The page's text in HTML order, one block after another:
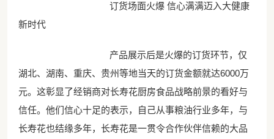
订货场面火爆 信心满满迈入大健康
新时代
产品展示后是火爆的订货环节，仅
湖北、湖南、重庆、贵州等地当天的订货金额就达6000万
元。这彰显了经销商对长寿花厨房食品战略前景的看好与
信任。他们信心十足的表示，自己从事粮油行业多年，与
长寿花也结缘多年，长寿花是一贯令合作伙伴信赖的大品